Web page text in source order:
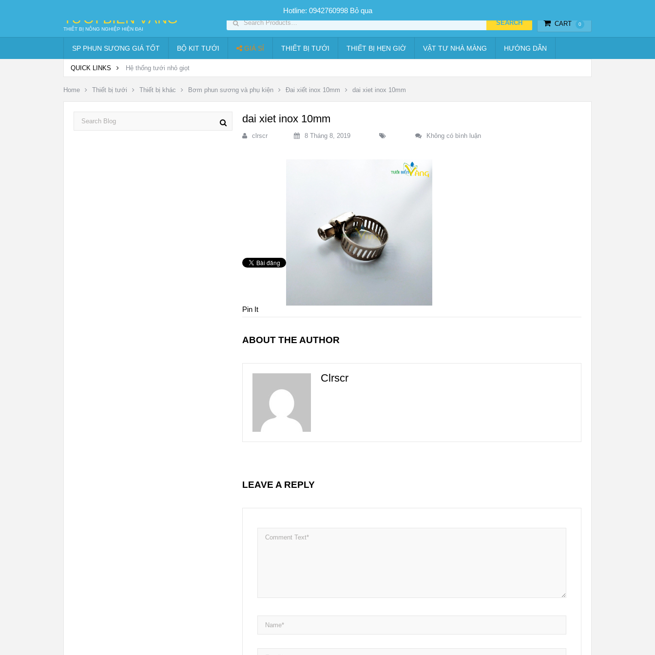
SP PHUN SƯƠNG GIÁ TỐT Bộ KIT tưới
TƯỚI BIỂN VÀNG
THIẾT BỊ NÔNG NGHIỆP HIỆN ĐẠI
CART 0
SP PHUN SƯƠNG GIÁ TỐT BỘ KIT TƯỚI GIÁ SỈ THIẾT BỊ TƯỚI THIẾT BỊ HẸN GIỜ VẬT TƯ NHÀ MÀNG HƯỚNG DẪN
QUICK LINKS Hệ thống tưới nhỏ giọt
Home Thiết bị tưới Thiết bị khác Bơm phun sương và phụ kiện Đai xiết inox 10mm dai xiet inox 10mm
dai xiet inox 10mm
clrscr 8 Tháng 8, 2019 Không có bình luận
Pin It
ABOUT THE AUTHOR
Clrscr
LEAVE A REPLY
Hotline: 0942760998 Bỏ qua